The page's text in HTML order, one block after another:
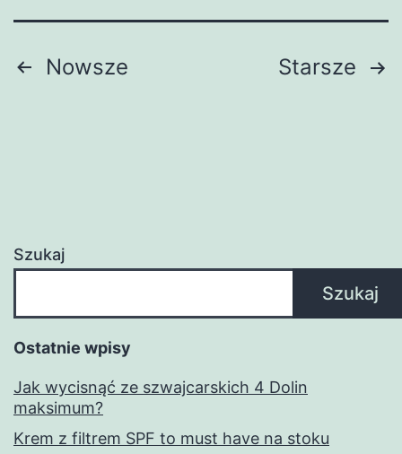
Stronicowanie
Nowsze Starsze
Szukaj
Szukaj
Ostatnie wpisy
Jak wycisnąć ze szwajcarskich 4 Dolin
maksimum?
Krem z filtrem SPF to must have na stoku